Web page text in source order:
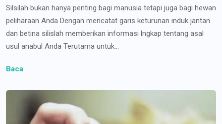
Silsilah bukan hanya penting bagi manusia tetapi juga bagi hewan
peliharaan Anda Dengan mencatat garis keturunan induk jantan
dan betina silislah memberikan informasi lngkap tentang asal
usul anabul Anda Terutama untuk...
Baca